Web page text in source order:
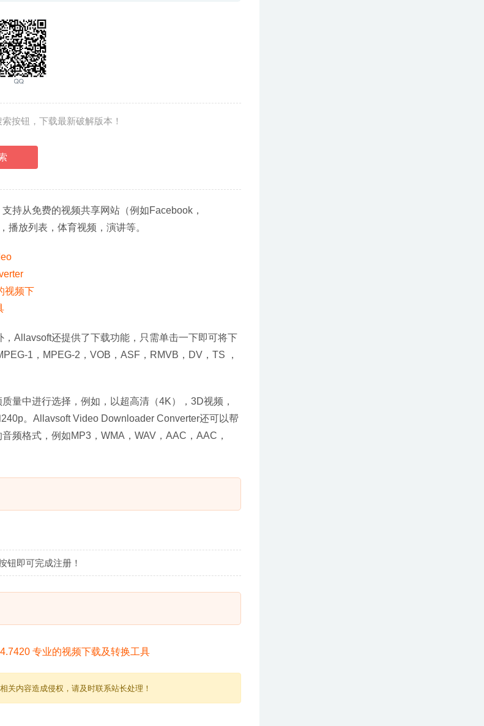
按钮，下载最新破解版本！
支持从免费的视频共享网站（例如Facebook，
放列表，体育视频，演讲等。
，Allavsoft还提供了下载功能，只需单击一下即可将下
1，MPEG-2，VOB，ASF，RMVB，DV，TS ，
量中进行选择，例如，以超高清（4K），3D视频，
。Allavsoft Video Downloader Converter还可以帮
频格式，例如MP3，WMA，WAV，AAC，AAC，
钮即可完成注册！
关内容造成侵权，请及时联系站长处理！